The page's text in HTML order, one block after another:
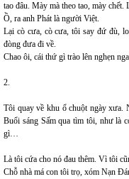
tao đâu. Mày mà theo tao, mày
Ồ, ra anh Phát là người Việt.
Lại cò cưa, cò cưa, tôi say đứ đù,
đòng đưa đi về.
Chao ôi, cái thứ gì trào lên nghẹn
2.
Tôi quay về khu ổ chuột ngày xưa.
Buổi sáng Sấm qua tìm tôi, như là
gì…
Là tôi cứa cho nó đau thêm. Vì tôi
Chỗ nhà má con tôi trọ, xóm Nạn